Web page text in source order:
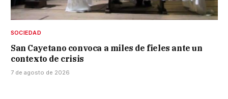
SOCIEDAD
San Cayetano convoca a miles de fieles ante un
contexto de crisis
7 de agosto de 2026